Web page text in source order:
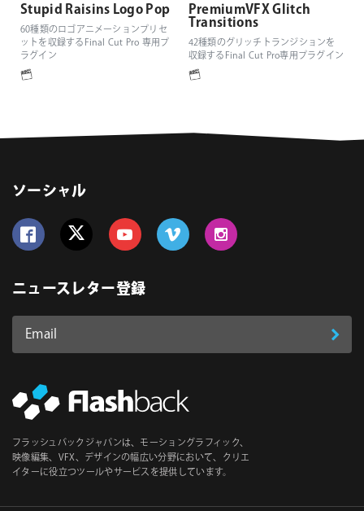
Stupid Raisins Logo Pop
60種類のロゴアニメーションプリセ
ットを収録するFinal Cut Pro 専用プ
ラグイン
PremiumVFX Glitch
Transitions
42種類のグリッチトランジションを
収録するFinal Cut Pro専用プラグイン
ソーシャル
ニュースレター登録
Email
ス
必
須
登
フラッシュバックジャパンは、モーショングラフィック、
映像編集、VFX、デザインの幅広い分野において、クリエ
イターに役立つツールやサービスを提供しています。